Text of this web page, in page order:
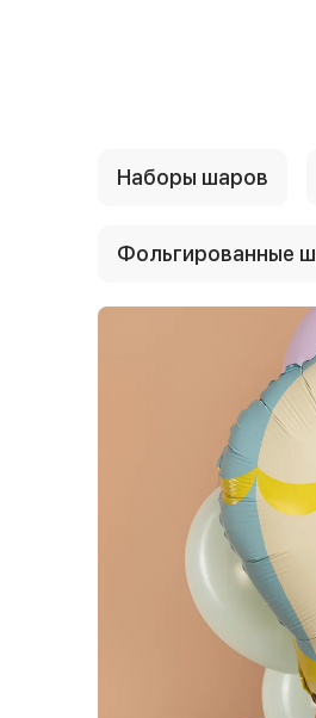
Наборы шаров
Фольгированные